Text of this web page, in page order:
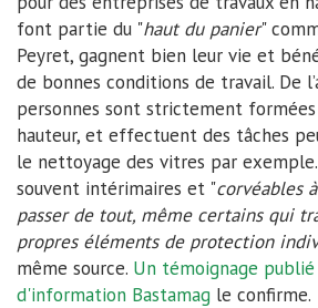
font partie du "haut du panier"
Peyret, gagnent bien leur vie et
de bonnes conditions de travail. De
personnes sont strictement
hauteur, et effectuent des tâches
le nettoyage des vitres par
souvent intérimaires et "corvéables
passer de tout, même certains qui
propres éléments de protection
même source. Un témoignage
d'information Bastamag le confirme.